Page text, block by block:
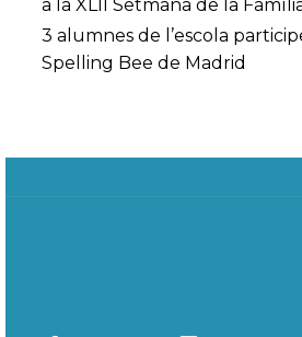
a la XLII Setmana de la
3 alumnes de l’escola
Spelling Bee de Madrid